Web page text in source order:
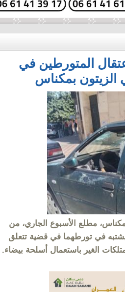
المتورطين في
بمكناس
مطلع الأسبوع الجاري، من
في تورطهما في قضية تتعلق
الغير باستعمال أسلحة بيضاء.